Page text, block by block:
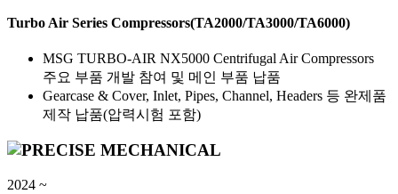
Turbo Air Series Compressors(TA2000/TA3000/TA6000)
MSG TURBO-AIR NX5000 Centrifugal Air Compressors
주요 부품 개발 참여 및 메인 부품 납품
Gearcase & Cover, Inlet, Pipes, Channel, Headers 등 완제품
제작 납품(압력시험 포함)
2024 ~